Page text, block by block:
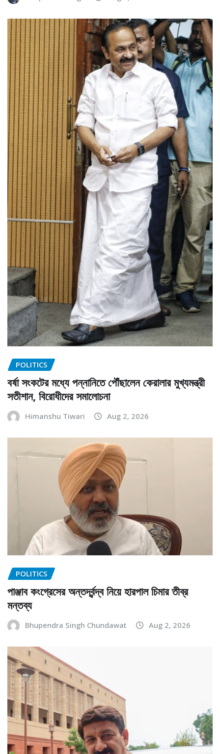
POLITICS
বর্ষা সংকটের মধ্যে পন্নানিতে পৌঁছালেন কেরালার মুখ্যমন্ত্রী
সতীশান, বিরোধীদের সমালোচনা
Himanshu Tiwari Aug 2, 2026
POLITICS
পাঞ্জাব কংগ্রেসের অন্তর্দ্বন্দ্ব নিয়ে হারপাল চিমার তীব্র
মন্তব্য
Bhupendra Singh Chundawat Aug 2, 2026